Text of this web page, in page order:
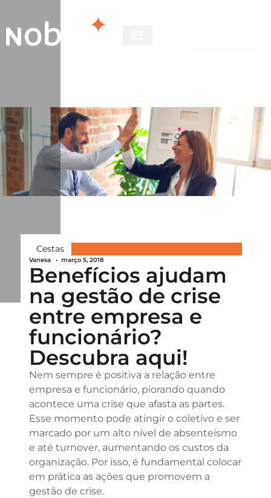
Cestas
Vanesa • março 5, 2018
Benefícios ajudam
na gestão de crise
entre empresa e
funcionário?
Descubra aqui!
Nem sempre é positiva a relação entre
empresa e funcionário, piorando quando
acontece uma crise que afasta as partes.
Esse momento pode atingir o coletivo e ser
marcado por um alto nível de absenteísmo
e até turnover, aumentando os custos da
organização. Por isso, é fundamental colocar
em prática as ações que promovem a
gestão de crise.